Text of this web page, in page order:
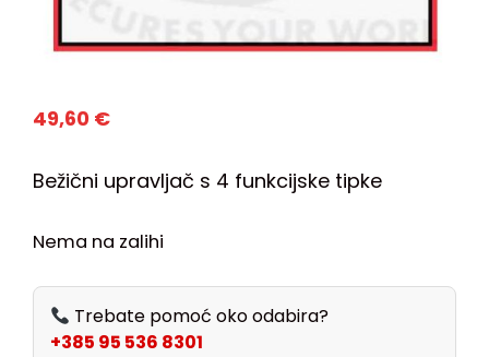
49,60 €
Bežični upravljač s 4 funkcijske tipke
Nema na zalihi
Trebate pomoć oko odabira?
+385 95 536 8301